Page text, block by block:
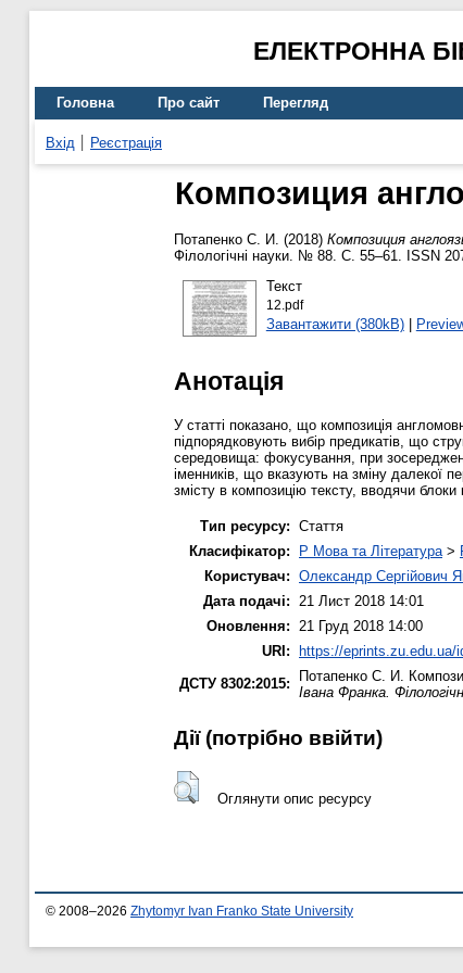
ЕЛЕКТРОННА
Головна Про сайт Перегляд
Вхід Реєстрація
Композиция
Потапенко С. И. (2018) Композиция
Філологічні науки. № 88. С. 55–61. ISSN
Текст
12.pdf
Завантажити (380kB)|
Анотація
У статті показано, що композиція
підпорядковують вибір предикатів, що
середовища: фокусування, при
іменників, що вказують на зміну далекої
змісту в композицію тексту, вводячи
Тип ресурсу: Стаття
Класифікатор:
P Мова та Література >
Користувач: Олександр Сергійович
Дата подачі:
21 Лист 2018 14:01
Оновлення:
21 Груд 2018 14:00
URI: https://eprints.zu.edu.ua/
ДСТУ 8302:2015:
Потапенко С. И.
Івана Франка.
Дії ​​(потрібно ввійти)
Оглянути опис ресурсу
© 2008–2026 Zhytomyr Ivan Franko State University